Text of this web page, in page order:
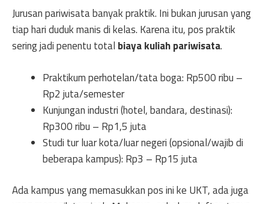
Jurusan pariwisata banyak praktik. Ini bukan jurusan yang
tiap hari duduk manis di kelas. Karena itu, pos praktik
sering jadi penentu total biaya kuliah pariwisata.
Praktikum perhotelan/tata boga: Rp500 ribu –
Rp2 juta/semester
Kunjungan industri (hotel, bandara, destinasi):
Rp300 ribu – Rp1,5 juta
Studi tur luar kota/luar negeri (opsional/wajib di
beberapa kampus): Rp3 – Rp15 juta
Ada kampus yang memasukkan pos ini ke UKT, ada juga